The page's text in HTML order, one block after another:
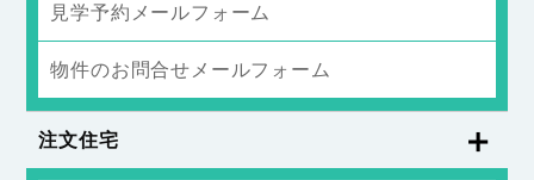
見学予約メールフォーム
物件のお問合せメールフォーム
注文住宅